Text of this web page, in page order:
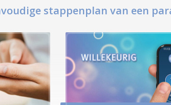
stappenplan van een